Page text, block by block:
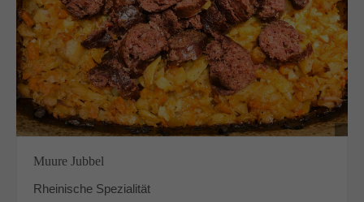
Muure Jubbel
Rheinische Spezialität